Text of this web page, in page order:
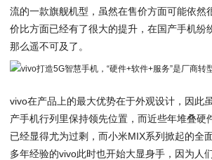
流的一款旗舰机型，虽然在售价方面可能依
价比方面已经有了很大的提升，在国产手机
那么遥不可及了。
vivo在产品上的最大优势在于外观设计，因此
产手机行列里保持领先位置，而近些年堆叠
已经显得尤为过剩，而小米MIX系列掀起的全
多年经验的vivo此时也开始大显身手，因为人